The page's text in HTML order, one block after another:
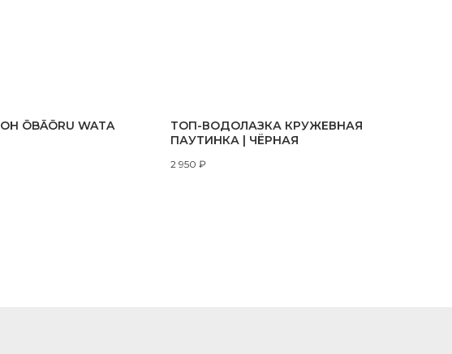
ŌBĀŌRU WATA
ТОП-ВОДОЛАЗКА КРУЖЕВНАЯ
ПАУТИНКА | ЧЁРНАЯ
2 950 ₽